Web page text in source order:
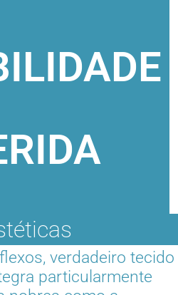
verdadeiro tecido
particularmente